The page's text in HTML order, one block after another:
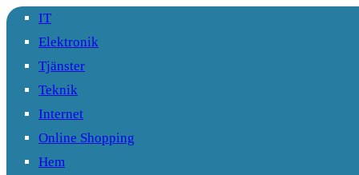
IT
Elektronik
Tjänster
Teknik
Internet
Online Shopping
Hem